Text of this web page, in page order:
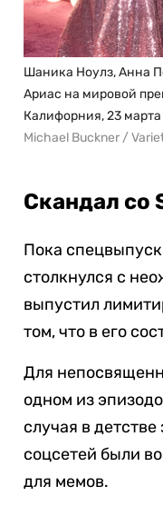
Шаника Ноулз, Анна
Ариас на мировой
Калифорния, 23 марта
Michael Buckner /
Скандал со
Пока
столкнулся с
выпустил
том, что в его
Для
одном из
случая в
соцсетей были
для мемов.